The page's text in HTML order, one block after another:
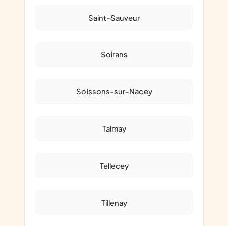
Saint-Sauveur
Soirans
Soissons-sur-Nacey
Talmay
Tellecey
Tillenay